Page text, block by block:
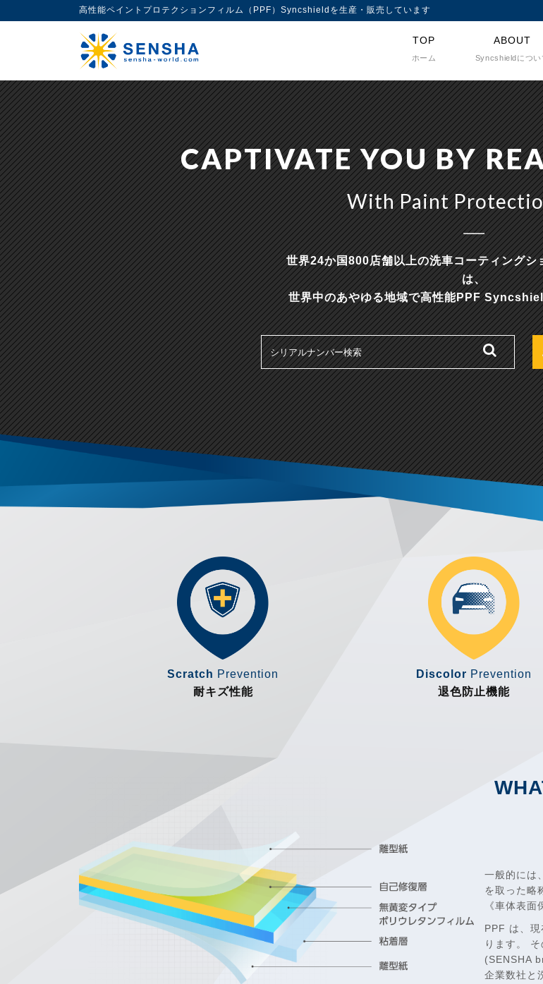
高性能ペイントプロテクションフィルム（PPF）Syncshieldを生産・販売しています
TOP
ホーム
ABOUT
Syncshieldについ
CAPTIVATE YOU BY
With Paint
世界24か国800店舗以上の洗車コーティング
は、
世界中のあやゆる地域で高性能PPF
Scratch Prevention
耐キズ性能
Discolor Prevention
退色防止機能
一般的には
を取った略
《車体表
PPF は、
ります。
(SENSHA
企業数社と